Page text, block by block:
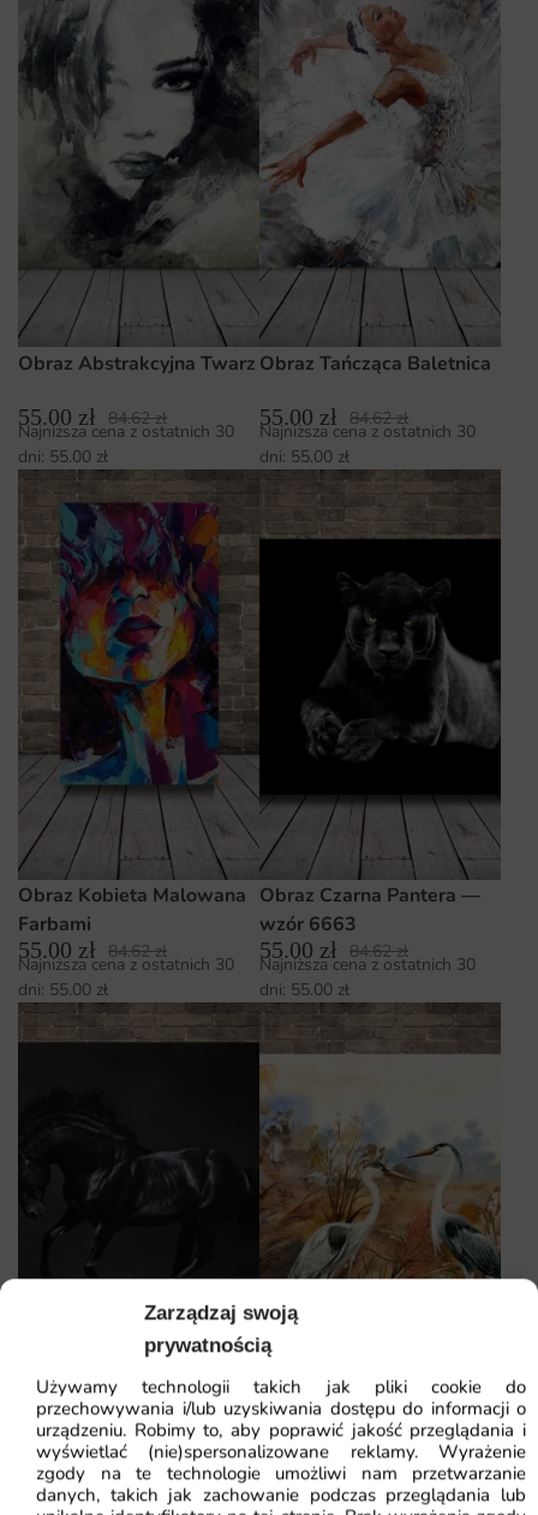
Zarządzaj swoją
prywatnością
Używamy technologii takich jak pliki cookie do
przechowywania i/lub uzyskiwania dostępu do informacji o
urządzeniu. Robimy to, aby poprawić jakość przeglądania i
wyświetlać (nie)spersonalizowane reklamy. Wyrażenie
zgody na te technologie umożliwi nam przetwarzanie
danych, takich jak zachowanie podczas przeglądania lub
Obraz Abstrakcyjna Twarz
55.00 zł 84.62zł
Najniższa cena z ostatnich 30
dni: 55.00 zł
Obraz Tańcząca Baletnica
55.00 zł 84.62zł
Najniższa cena z ostatnich 30
dni: 55.00 zł
Obraz Kobieta Malowana
Farbami
55.00 zł 84.62zł
Najniższa cena z ostatnich 30
dni: 55.00 zł
Obraz Czarna Pantera —
wzór 6663
55.00 zł 84.62zł
Najniższa cena z ostatnich 30
dni: 55.00 zł
Obraz Czarny Koń — wzór
14657
55.00zł 84.62
Najniższa cena z ostatnich 30
Obraz Czaple
55.00zł 84.62
Najniższa cena z ostatnich 30